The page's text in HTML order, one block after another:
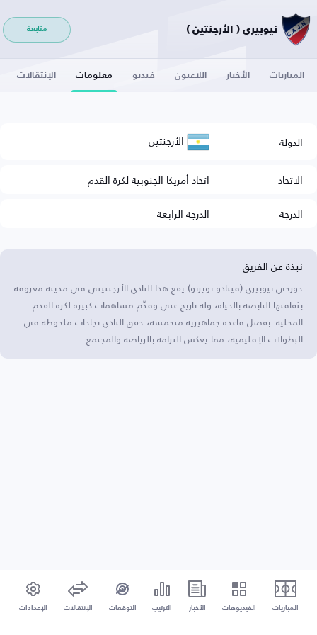
نيوبيري ( الأرجنتين ) متابعة
المباريات الأخبار اللاعبون فيديو معلومات الإنتقالات
الدولة الأرجنتين
الاتحاد
اتحاد أمريكا الجنوبية لكرة القدم
الدرجة
الدرجة الرابعة
نبذة عن الفريق
خورخي نيوبيري (فينادو تويرتو) يقع هذا النادي الأرجنتيني في مدينة معروفة
بثقافتها النابضة بالحياة، وله تاريخ غني وقدّم مساهمات كبيرة لكرة القدم
المحلية. بفضل قاعدة جماهيرية متحمسة، حقق النادي نجاحات ملحوظة في
البطولات الإقليمية، مما يعكس التزامه بالرياضة والمجتمع.
المباريات الفيديوهات الأخبار الترتيب التوقعات الإنتقالات الإعدادات